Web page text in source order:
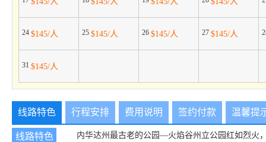
24 $145/人 25 $145/人 26 $145/人 27 $145/人
31 $145/人
线路特色 行程安排 费用说明 签约付款 温馨提
线路特色
内华达州最古老的公园—火焰谷州立公园红如烈火